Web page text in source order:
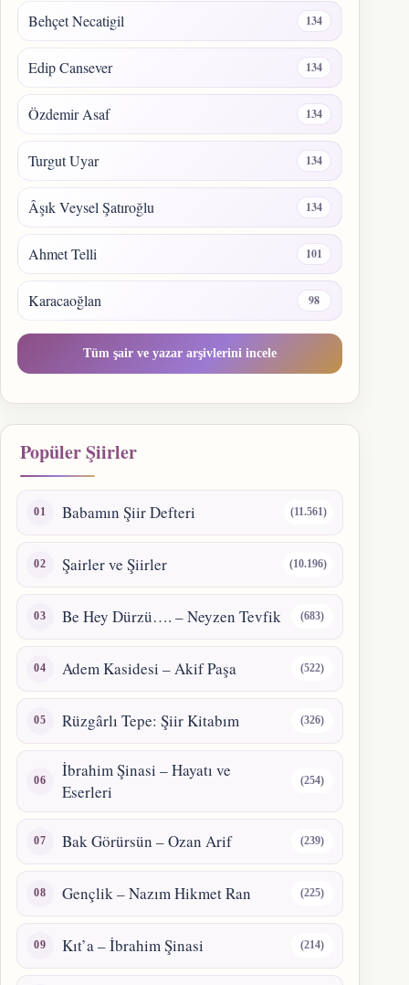
Behçet Necatigil 134
Edip Cansever 134
Özdemir Asaf 134
Turgut Uyar 134
Âşık Veysel Şatıroğlu 134
Ahmet Telli 101
Karacaoğlan 98
Tüm şair ve yazar arşivlerini incele
Popüler Şiirler
Babamın Şiir Defteri (11.561)
Şairler ve Şiirler (10.196)
Be Hey Dürzü…. – Neyzen Tevfik (683)
Adem Kasidesi – Akif Paşa (522)
Rüzgârlı Tepe: Şiir Kitabım (326)
İbrahim Şinasi – Hayatı ve
Eserleri
(254)
Bak Görürsün – Ozan Arif (239)
Gençlik – Nazım Hikmet Ran (225)
Kıt’a – İbrahim Şinasi (214)